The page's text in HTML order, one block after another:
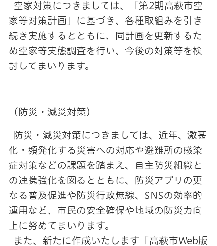
空家対策につきましては、「第2期高萩市空
家等対策計画」に基づき、各種取組みを引き
続き実施するとともに、同計画を更新するた
め空家等実態調査を行い、今後の対策等を検
討してまいります。
（防災・減災対策）
防災・減災対策につきましては、近年、激甚
化・頻発化する災害への対応や避難所の感染
症対策などの課題を踏まえ、自主防災組織と
の連携強化を図るとともに、防災アプリの更
なる普及促進や防災行政無線、SNSの効率的
運用など、市民の安全確保や地域の防災力向
上に努めてまいります。
また、新たに作成いたします「高萩市Web版